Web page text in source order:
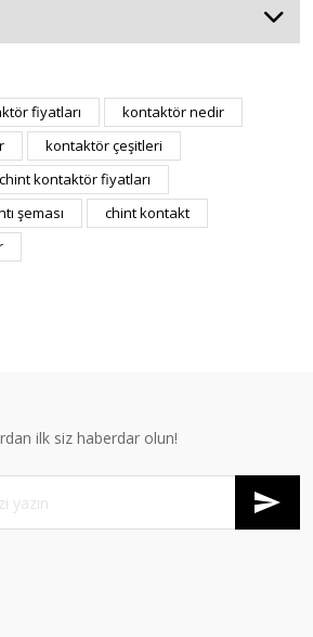
fiyatları
kontaktör nedir
kontaktör çeşitleri
chint kontaktör fiyatları
şeması
chint kontakt
ilk siz haberdar olun!